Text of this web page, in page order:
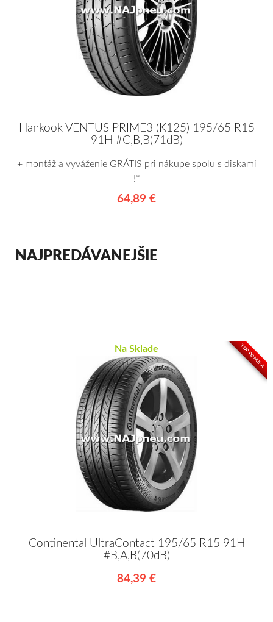
Hankook VENTUS PRIME3 (K125) 195/65 R15
91H #C,B,B(71dB)
+ montáž a vyváženie GRÁTIS pri nákupe spolu s diskami
!*
64,89 €
NAJPREDÁVANEJŠIE
TOP PONUKA
Na Sklade
Continental UltraContact 195/65 R15 91H
#B,A,B(70dB)
84,39 €